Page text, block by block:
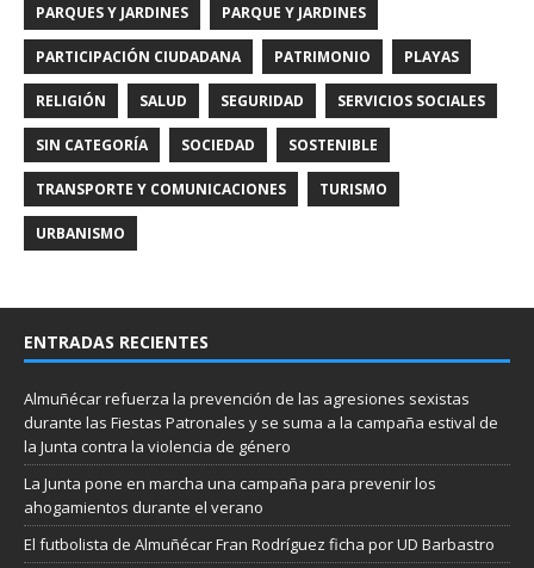
PARQUES Y JARDINES PARQUE Y JARDINES
PARTICIPACIÓN CIUDADANA PATRIMONIO PLAYAS
RELIGIÓN SALUD SEGURIDAD SERVICIOS SOCIALES
SIN CATEGORÍA SOCIEDAD SOSTENIBLE
TRANSPORTE Y COMUNICACIONES TURISMO
URBANISMO
ENTRADAS RECIENTES
Almuñécar refuerza la prevención de las agresiones sexistas
durante las Fiestas Patronales y se suma a la campaña estival de
la Junta contra la violencia de género
La Junta pone en marcha una campaña para prevenir los
ahogamientos durante el verano
El futbolista de Almuñécar Fran Rodríguez ficha por UD Barbastro